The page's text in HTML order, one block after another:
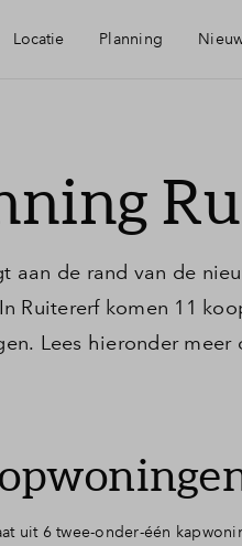
Locatie Planning
aan de rand van de
Ruitererf komen 11
Lees hieronder meer
uit 6 twee-onder-één